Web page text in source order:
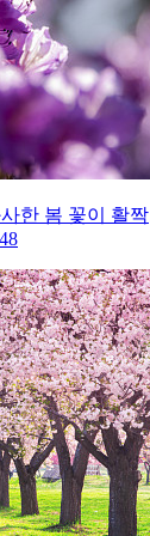
한 봄 꽃이 활짝